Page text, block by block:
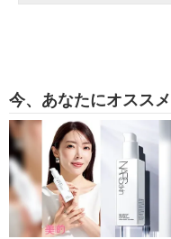
今、あなたにオススメ